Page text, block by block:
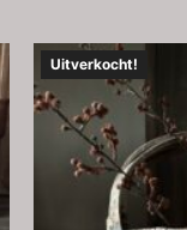
Uitverkocht!